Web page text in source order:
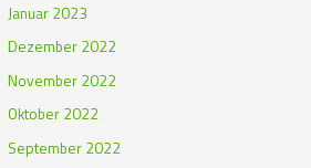
Januar 2023
Dezember 2022
November 2022
Oktober 2022
September 2022